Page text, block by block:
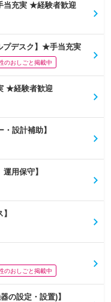
当充実 ★経験者歓迎
プデスク】★手当充実
のおしごと掲載中
★経験者歓迎
設計補助】
用保守】
のおしごと掲載中
の設定・設置)】